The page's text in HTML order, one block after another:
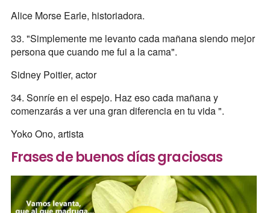
Alice Morse Earle, historiadora.
33. "Simplemente me levanto cada mañana siendo mejor
persona que cuando me fui a la cama".
Sidney Poitier, actor
34. Sonríe en el espejo. Haz eso cada mañana y
comenzarás a ver una gran diferencia en tu vida ".
Yoko Ono, artista
Frases de buenos días graciosas